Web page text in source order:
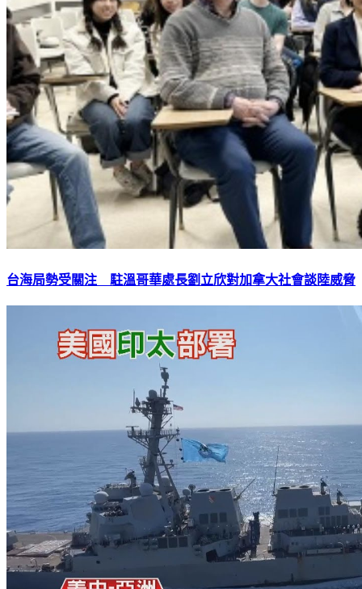
台海局勢受關注 駐溫哥華處長劉立欣對加拿大社會談陸威脅